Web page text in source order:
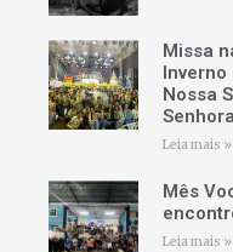
Missa
Inverno
Nossa
Leia mais »
Mês
Leia mais »